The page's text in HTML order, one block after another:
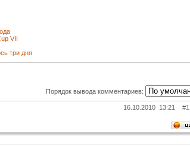
VII
три дня
Порядок вывода комментариев:
16.10.2010 13:21 #1